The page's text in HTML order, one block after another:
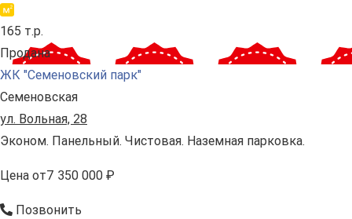
165 т.р.
Продана
ЖК "Семеновский парк"
Семеновская
ул. Вольная, 28
Эконом. Панельный. Чистовая. Наземная парковка.
Цена от7 350 000 ₽
Позвонить